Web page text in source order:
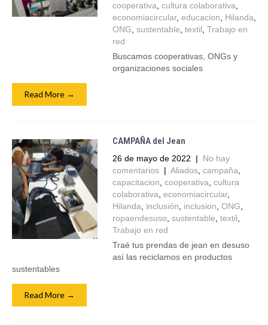
cooperativa cultura colaborativa
economiacircular, educacion Hilanda
ONG sustentable textil Trabajo en
red
Buscamos cooperativas, ONGs y
organizaciones sociales
Read More →
CAMPAÑA del Jean
26 de mayo de 2022 | No hay
comentarios | Aliados, campaña
capacitacion cooperativa cultura
colaborativa economiacircular,
Hilanda
inclusión inclusion ONG
ropaendesuso sustentable textil
Trabajo en red
Traé tus prendas de jean en desuso
así las reciclamos en productos
sustentables
Read More →